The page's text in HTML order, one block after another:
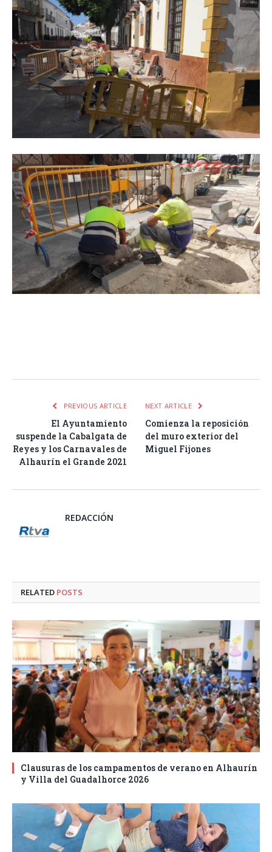
PREVIOUS ARTICLE
El Ayuntamiento
suspende la Cabalgata de
Reyes y los Carnavales de
Alhaurín el Grande 2021
NEXT ARTICLE
Comienza la reposición
del muro exterior del
Miguel Fijones
REDACCIÓN
RELATED POSTS
Clausuras de los campamentos de verano en Alhaurín
y Villa del Guadalhorce 2026